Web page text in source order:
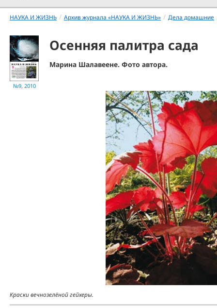
НАУКА И ЖИЗНЬ / Архив журнала «НАУКА И ЖИЗНЬ» / Дела домашние
№9, 2010
Осенняя палитра сада
Марина Шалавеене. Фото автора.
Краски вечнозелёной гейхеры.